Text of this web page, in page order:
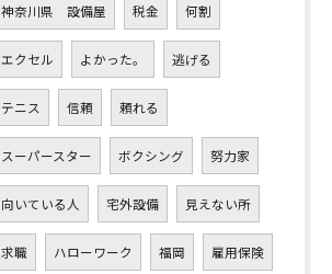
神奈川県 設備屋 税金 何割
エクセル よかった。 逃げる
テニス 信頼 頼れる
スーパースター ボクシング 努力家
向いている人 宅外設備 見えない所
求職 ハローワーク 福岡 雇用保険